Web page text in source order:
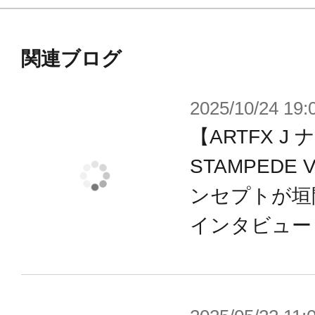
関連ブログ
2025/10/24
【ARTFX J
STAMPEDE
ンセプトが
インタビュー